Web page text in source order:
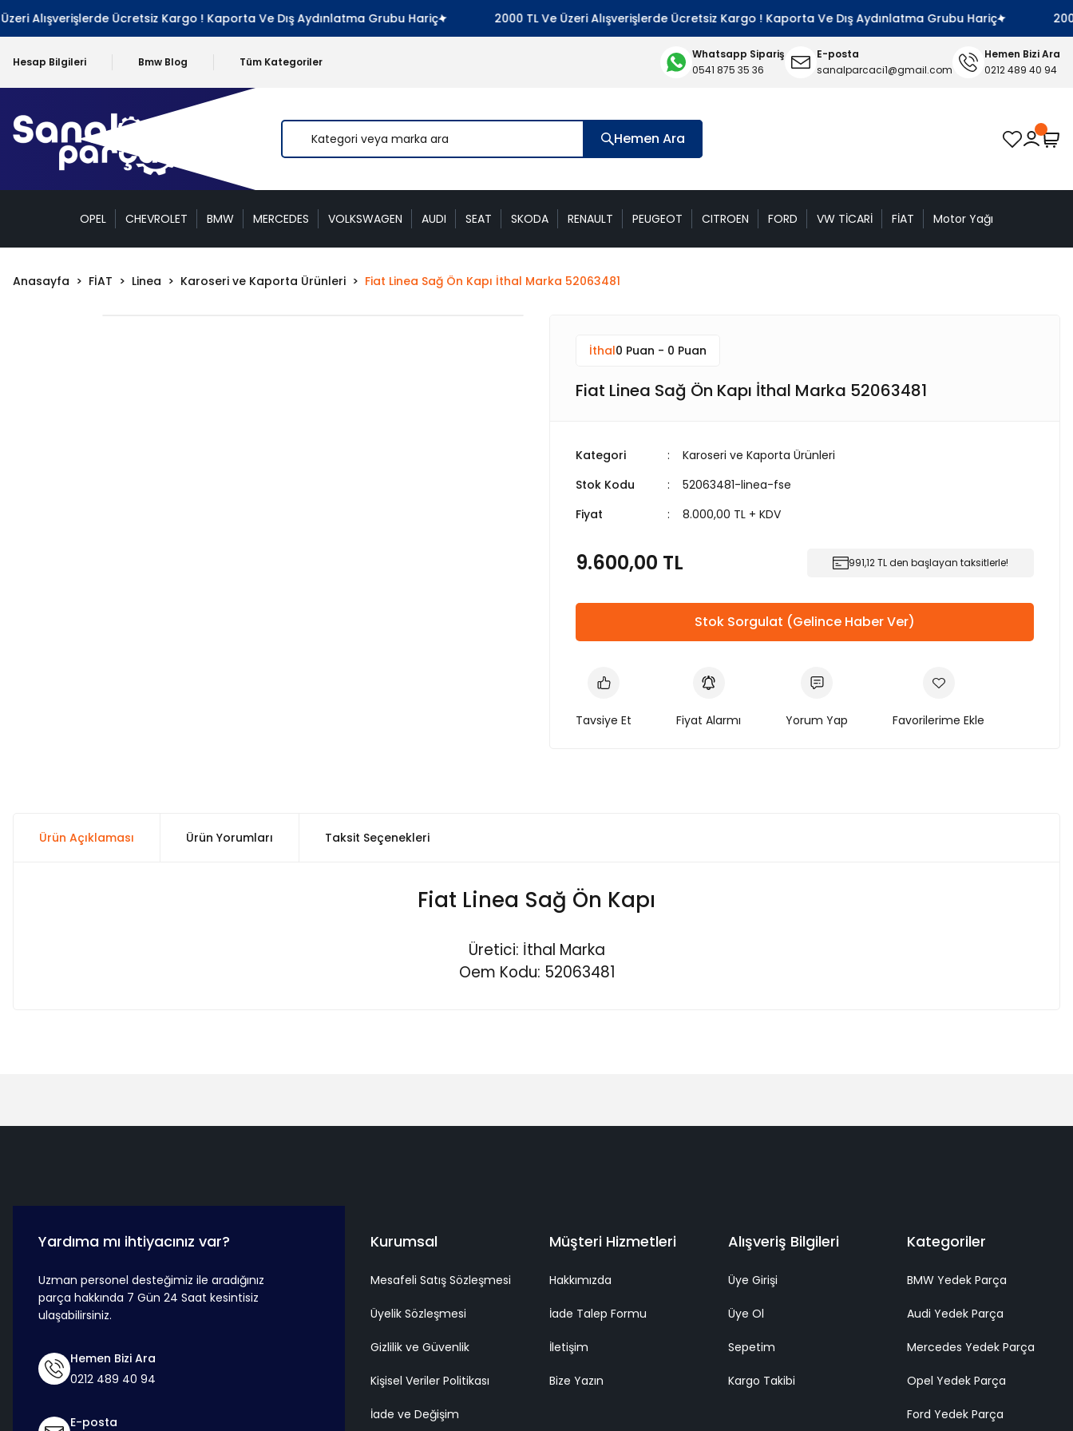
Alışverişlerde Ücretsiz Kargo ! Kaporta Ve Dış Aydınlatma Grubu Hariç 2000 TL Ve Üzeri Alışverişlerde Ücretsiz Kargo ! Kaporta Ve Dış Aydınlatma Grubu Hariç 2000
Hesap Bilgileri Bmw Blog Tüm Kategoriler
Whatsapp Sipariş
0541 875 35 36
E-posta
sanalparcaci1@gmail.com
Hemen Bizi Ara
0212 489 40 94
Hemen Ara
OPEL CHEVROLET BMW MERCEDES VOLKSWAGEN AUDI SEAT SKODA RENAULT PEUGEOT CITROEN FORD VW TİCARİ FİAT Motor Yağı
Anasayfa FİAT Linea Karoseri ve Kaporta Ürünleri Fiat Linea Sağ Ön Kapı İthal Marka 52063481
İthal0 Puan - 0 Puan
Fiat Linea Sağ Ön Kapı İthal Marka 52063481
Kategori
Karoseri ve Kaporta Ürünleri
Stok Kodu
52063481-linea-fse
Fiyat
8.000,00 TL + KDV
9.600,00 TL 991,12 TL den başlayan taksitlerle!
Stok Sorgulat (Gelince Haber Ver)
Tavsiye Et Fiyat Alarmı Yorum Yap
Ürün Açıklaması Ürün Yorumları Taksit Seçenekleri
Fiat Linea Sağ Ön Kapı
Üretici: İthal Marka
Oem Kodu: 52063481
Yardıma mı ihtiyacınız var?
Uzman personel desteğimiz ile aradığınız
parça hakkında 7 Gün 24 Saat kesintisiz
ulaşabilirsiniz.
Hemen Bizi Ara
0212 489 40 94
E-posta
Kurumsal
Mesafeli Satış Sözleşmesi
Üyelik Sözleşmesi
Gizlilik ve Güvenlik
Kişisel Veriler Politikası
İade ve Değişim
Müşteri Hizmetleri
Hakkımızda
İade Talep Formu
İletişim
Bize Yazın
Alışveriş Bilgileri
Üye Girişi
Üye Ol
Sepetim
Kargo Takibi
Kategoriler
BMW Yedek Parça
Audi Yedek Parça
Mercedes Yedek Parça
Opel Yedek Parça
Ford Yedek Parça